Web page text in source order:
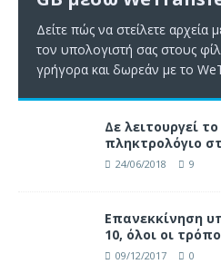
Δείτε πώς να στείλετε
τον υπολογιστή σας στους
γρήγορα και δωρεάν με το
Δε λειτουργεί
πληκτρολόγιο
24/06/2018 9
Επανεκκίνηση
10, όλοι οι
09/12/2017 0